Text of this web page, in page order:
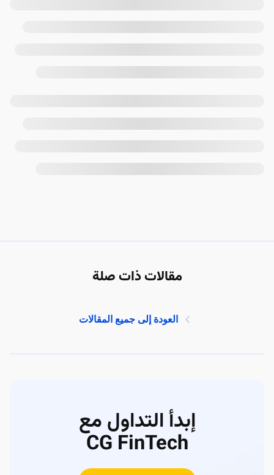
مقالات ذات صلة
العودة إلى جميع المقالات
إبدأ التداول مع
CG FinTech